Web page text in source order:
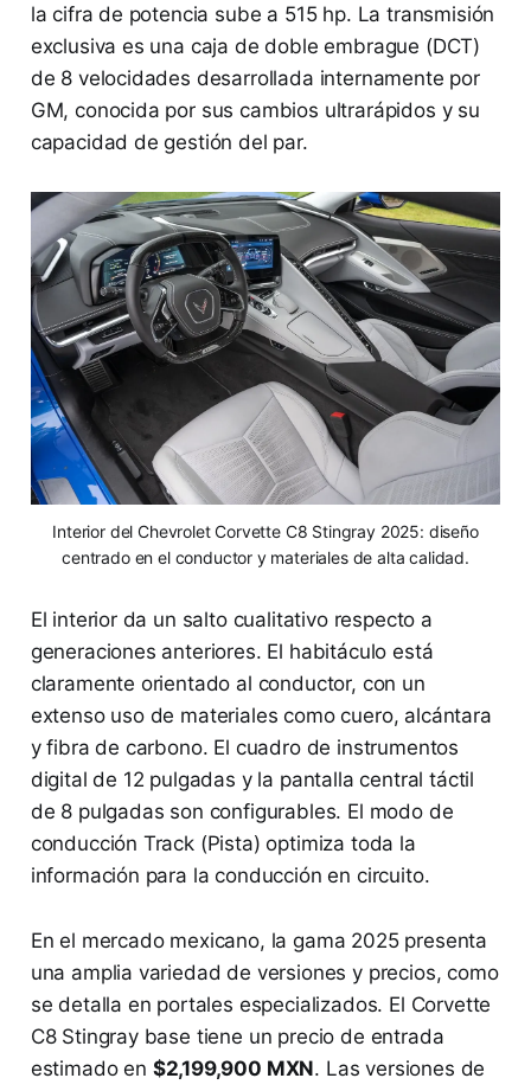
la cifra de potencia sube a 515 hp. La transmisión
exclusiva es una caja de doble embrague (DCT)
de 8 velocidades desarrollada internamente por
GM, conocida por sus cambios ultrarápidos y su
capacidad de gestión del par.
Interior del Chevrolet Corvette C8 Stingray 2025: diseño
centrado en el conductor y materiales de alta calidad.
El interior da un salto cualitativo respecto a
generaciones anteriores. El habitáculo está
claramente orientado al conductor, con un
extenso uso de materiales como cuero, alcántara
y fibra de carbono. El cuadro de instrumentos
digital de 12 pulgadas y la pantalla central táctil
de 8 pulgadas son configurables. El modo de
conducción Track (Pista) optimiza toda la
información para la conducción en circuito.
En el mercado mexicano, la gama 2025 presenta
una amplia variedad de versiones y precios, como
se detalla en portales especializados. El Corvette
C8 Stingray base tiene un precio de entrada
estimado en $2,199,900 MXN. Las versiones de